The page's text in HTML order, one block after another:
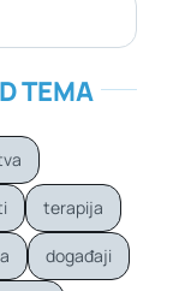
TEMA
terapija
događaji